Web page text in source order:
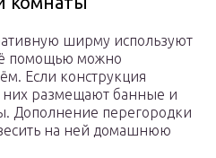
ширму используют
помощью можно
Если конструкция
размещают банные и
Дополнение перегородки
на ней домашнюю